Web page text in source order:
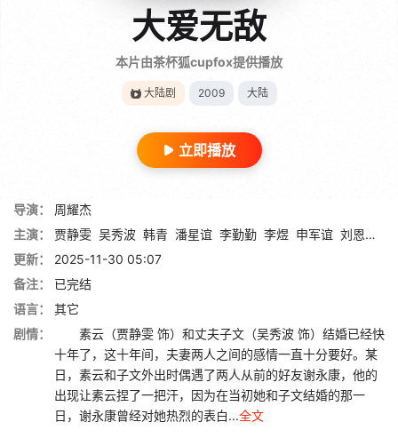
大爱无敌
本片由茶杯狐cupfox提供播放
大陆剧 2009 大陆
立即播放
导演：
周耀杰
主演：
贾静雯 吴秀波 韩青 潘星谊 李勤勤 李煜 申军谊 刘恩佑
更新：
2025-11-30 05:07
备注：
已完结
语言：
其它
剧情：
素云（贾静雯 饰）和丈夫子文（吴秀波 饰）结婚已经快
十年了，这十年间，夫妻两人之间的感情一直十分要好。某
日，素云和子文外出时偶遇了两人从前的好友谢永康，他的
出现让素云捏了一把汗，因为在当初她和子文结婚的那一
日，谢永康曾经对她热烈的表白...全文